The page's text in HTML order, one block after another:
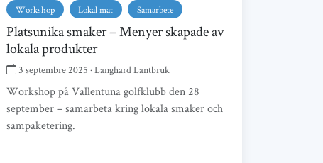
Workshop Lokal mat Samarbete
Platsunika smaker – Menyer skapade av
lokala produkter
3 septembre 2025 · Langhard Lantbruk
Workshop på Vallentuna golfklubb den 28
september – samarbeta kring lokala smaker och
sampaketering.